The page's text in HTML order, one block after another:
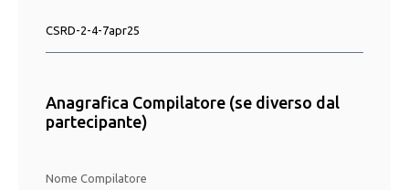
Anagrafica Compilatore (se diverso dal
partecipante)